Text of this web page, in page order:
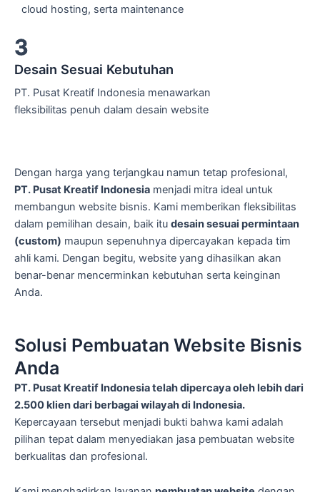
cloud hosting, serta maintenance
3
Desain Sesuai Kebutuhan
PT. Pusat Kreatif Indonesia menawarkan
fleksibilitas penuh dalam desain website
Dengan harga yang terjangkau namun tetap profesional,
PT. Pusat Kreatif Indonesia menjadi mitra ideal untuk
membangun website bisnis. Kami memberikan fleksibilitas
dalam pemilihan desain, baik itu desain sesuai permintaan
(custom) maupun sepenuhnya dipercayakan kepada tim
ahli kami. Dengan begitu, website yang dihasilkan akan
benar-benar mencerminkan kebutuhan serta keinginan
Anda.
Solusi Pembuatan Website Bisnis
Anda
PT. Pusat Kreatif Indonesia telah dipercaya oleh lebih dari
2.500 klien dari berbagai wilayah di Indonesia.
Kepercayaan tersebut menjadi bukti bahwa kami adalah
pilihan tepat dalam menyediakan jasa pembuatan website
berkualitas dan profesional.